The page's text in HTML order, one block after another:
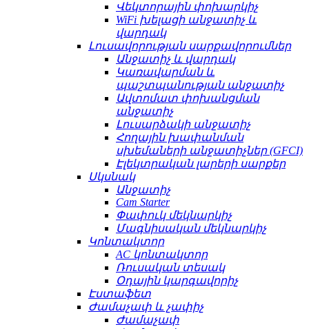
Վեկտորային փոխարկիչ
WiFi խելացի անջատիչ և
վարդակ
Լուսավորության սարքավորումներ
Անջատիչ և վարդակ
Կառավարման և
պաշտպանության անջատիչ
Ավտոմատ փոխանցման
անջատիչ
Լուսարձակի անջատիչ
Հողային խափանման
սխեմաների անջատիչներ (GFCI)
Էլեկտրական լարերի սարքեր
Սկսնակ
Անջատիչ
Cam Starter
Փափուկ մեկնարկիչ
Մագնիսական մեկնարկիչ
Կոնտակտոր
AC կոնտակտոր
Ռուսական տեսակ
Օդային կարգավորիչ
Էստաֆետ
Ժամաչափ և չափիչ
Ժամաչափ